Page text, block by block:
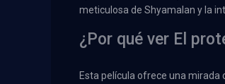
meticulosa de Shyamalan y la
¿Por qué ver El
Esta película ofrece una